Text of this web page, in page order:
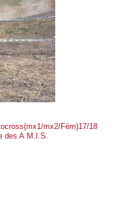
mx2/Fém)17/18
des A.M.I.S.